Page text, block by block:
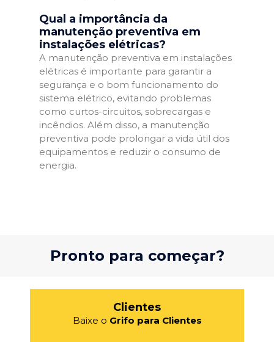
Qual a importância da
manutenção preventiva em
instalações elétricas?
A manutenção preventiva em instalações
elétricas é importante para garantir a
segurança e o bom funcionamento do
sistema elétrico, evitando problemas
como curtos-circuitos, sobrecargas e
incêndios. Além disso, a manutenção
preventiva pode prolongar a vida útil dos
equipamentos e reduzir o consumo de
energia.
Pronto para começar?
Clientes
Baixe o Grifo para Clientes